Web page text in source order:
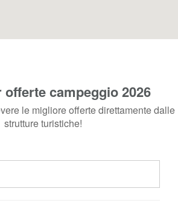
offerte campeggio 2026
le migliore offerte direttamente dalle
strutture turistiche!